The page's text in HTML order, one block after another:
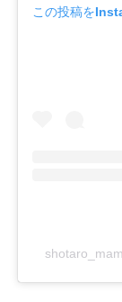
この投稿を